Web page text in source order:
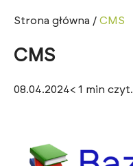
Strona główna / CMS
CMS
08.04.2024< 1 min czyt.